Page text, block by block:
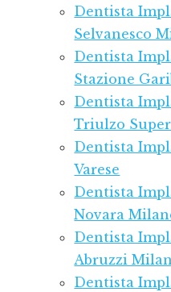
Dentista
Selvanesco
Dentista
Stazione
Dentista
Triulzo
Dentista
Varese
Dentista
Novara
Dentista
Abruzzi
Dentista